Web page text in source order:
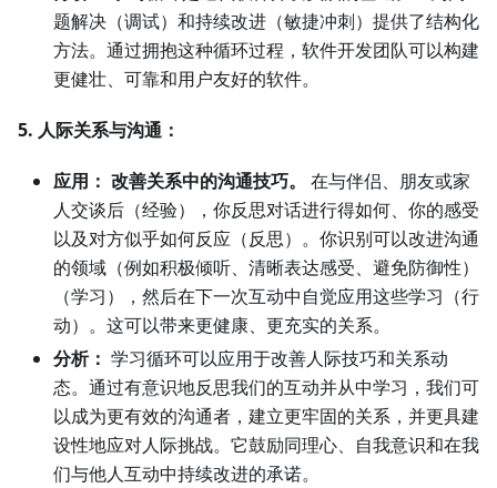
题解决（调试）和持续改进（敏捷冲刺）提供了结构化
方法。通过拥抱这种循环过程，软件开发团队可以构建
更健壮、可靠和用户友好的软件。
5. 人际关系与沟通：
应用： 改善关系中的沟通技巧。
在与伴侣、朋友或家
人交谈后（经验），你反思对话进行得如何、你的感受
以及对方似乎如何反应（反思）。你识别可以改进沟通
的领域（例如积极倾听、清晰表达感受、避免防御性）
（学习），然后在下一次互动中自觉应用这些学习（行
动）。这可以带来更健康、更充实的关系。
分析： 学习循环可以应用于改善人际技巧和关系动
态。通过有意识地反思我们的互动并从中学习，我们可
以成为更有效的沟通者，建立更牢固的关系，并更具建
设性地应对人际挑战。它鼓励同理心、自我意识和在我
们与他人互动中持续改进的承诺。